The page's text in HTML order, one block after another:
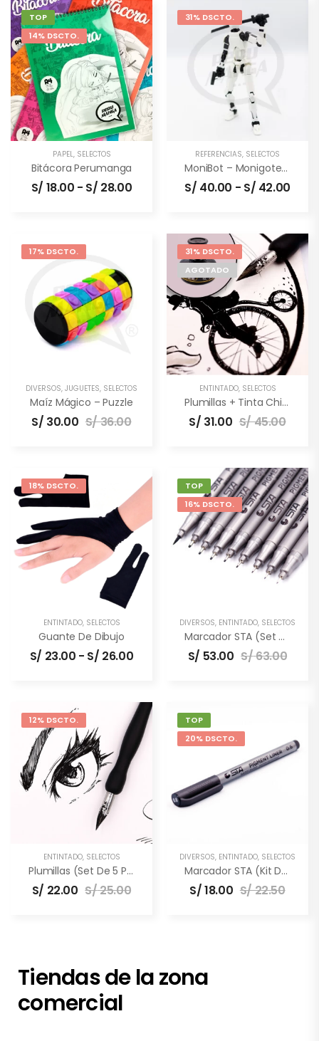
TOP
14% DSCTO.
PAPEL, SELECTOS
Bitácora Perumanga
S/ 18.00 - S/ 28.00
31% DSCTO.
REFERENCIAS, SELECTOS
MoniBot – Monigote Articulable
S/ 40.00 - S/ 42.00
17% DSCTO.
DIVERSOS, JUGUETES, SELECTOS
Maíz Mágico – Puzzle
S/ 30.00 S/36.00
31% DSCTO.
AGOTADO
ENTINTADO, SELECTOS
Plumillas + Tinta China (combo)
S/ 31.00 S/45.00
18% DSCTO.
ENTINTADO, SELECTOS
Guante De Dibujo
S/ 23.00 - S/ 26.00
TOP
16% DSCTO.
DIVERSOS, ENTINTADO, SELECTOS
Marcador STA (set De 9 Unidades)
S/ 53.00 S/63.00
12% DSCTO.
ENTINTADO, SELECTOS
Plumillas (Set De 5 Puntas)
S/ 22.00 S/25.00
TOP
20% DSCTO.
DIVERSOS, ENTINTADO, SELECTOS
Marcador STA (Kit De 3 Unidades)
S/18.00 S/22.50
Tiendas de la zona
comercial